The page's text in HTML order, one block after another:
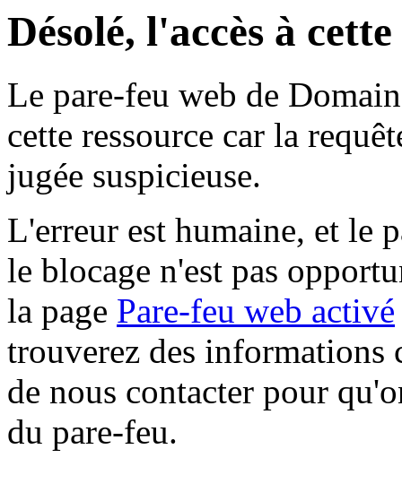
Désolé, l'accès à
Le pare-feu web de
cette ressource car la
jugée suspicieuse.
L'erreur est humaine, et le
le blocage n'est pas
la page Pare-feu web activé
trouverez des informations
de nous contacter pour
du pare-feu.